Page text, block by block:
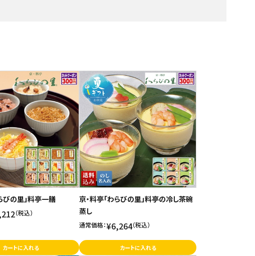
びの里」料亭一膳
（税込）
カートに入れる
京・料亭「わらびの里」料亭の冷し茶碗
蒸し
通常価格：¥6,264（税込）
カートに入れる